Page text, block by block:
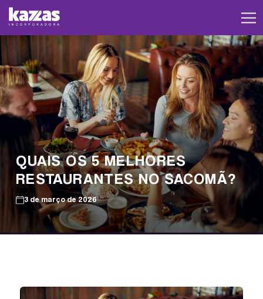
QUAIS OS 5 MELHORES
RESTAURANTES NO SACOMÃ?
3 de março de 2026